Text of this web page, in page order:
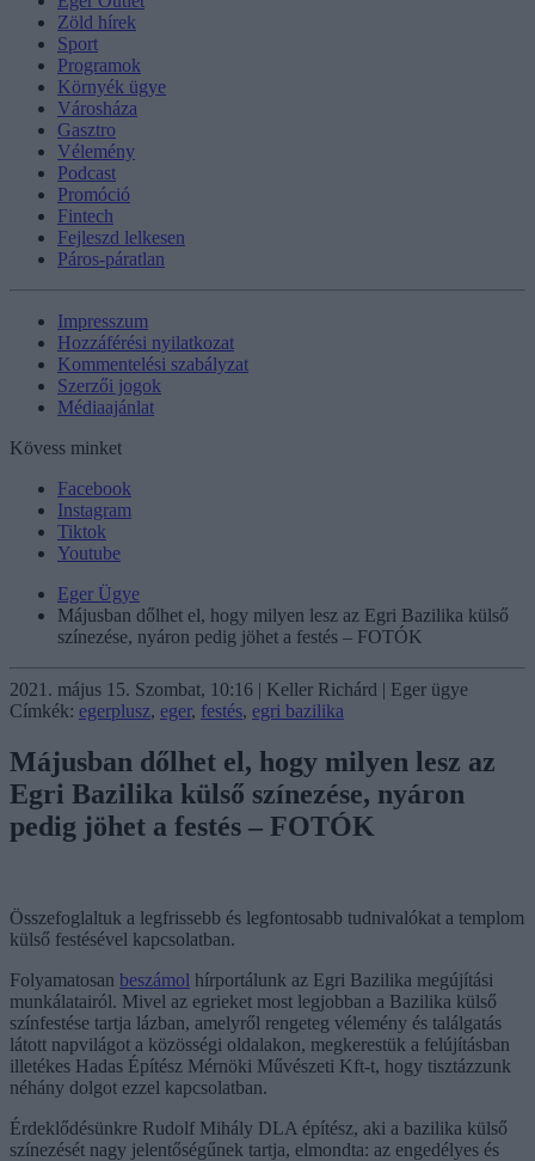
Zöld hírek
Sport
Programok
Környék ügye
Városháza
Gasztro
Vélemény
Podcast
Promóció
Fintech
Fejleszd lelkesen
Páros-páratlan
Impresszum
Hozzáférési nyilatkozat
Kommentelési szabályzat
Szerzői jogok
Médiaajánlat
Kövess minket
Facebook
Instagram
Tiktok
Youtube
Eger Ügye
Májusban dőlhet el, hogy milyen lesz az Egri Bazilika külső
színezése, nyáron pedig jöhet a festés – FOTÓK
2021. május 15. Szombat, 10:16 | Keller Richárd | Eger ügye
Címkék: egerplusz, eger, festés, egri bazilika
Májusban dőlhet el, hogy milyen lesz az
Egri Bazilika külső színezése, nyáron
pedig jöhet a festés – FOTÓK
Összefoglaltuk a legfrissebb és legfontosabb tudnivalókat a templom
külső festésével kapcsolatban.
Folyamatosan beszámol hírportálunk az Egri Bazilika megújítási
munkálatairól. Mivel az egrieket most legjobban a Bazilika külső
színfestése tartja lázban, amelyről rengeteg vélemény és találgatás
látott napvilágot a közösségi oldalakon, megkerestük a felújításban
illetékes Hadas Építész Mérnöki Művészeti Kft-t, hogy tisztázzunk
néhány dolgot ezzel kapcsolatban.
Érdeklődésünkre Rudolf Mihály DLA építész, aki a bazilika külső
színezését nagy jelentőségűnek tartja, elmondta: az engedélyes és